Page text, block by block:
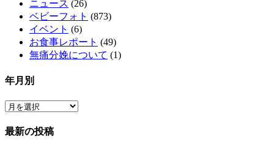
ニュース (26)
ベビーフォト (873)
イベント (6)
お食事レポート (49)
無痛分娩について (1)
年月別
最新の投稿